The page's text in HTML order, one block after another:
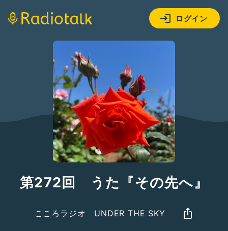
ログイン
第272回 うた『その先へ』
こころラジオ UNDER THE SKY